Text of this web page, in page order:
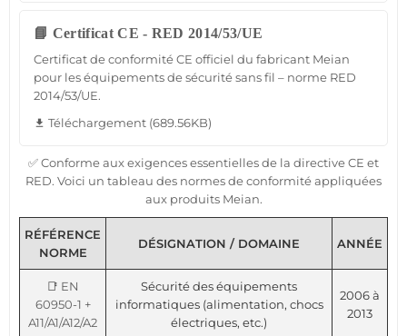
📘 Certificat CE - RED 2014/53/UE
Certificat de conformité CE officiel du fabricant Meian
pour les équipements de sécurité sans fil – norme RED
2014/53/UE.
file_download Téléchargement (689.56KB)
✅ Conforme aux exigences essentielles de la directive CE et
RED. Voici un tableau des normes de conformité appliquées
aux produits Meian.
RÉFÉRENCE
NORME
DÉSIGNATION / DOMAINE ANNÉE
📑 EN
60950-1 +
A11/A1/A12/A2
Sécurité des équipements
informatiques (alimentation, chocs
électriques, etc.)
2006 à
2013